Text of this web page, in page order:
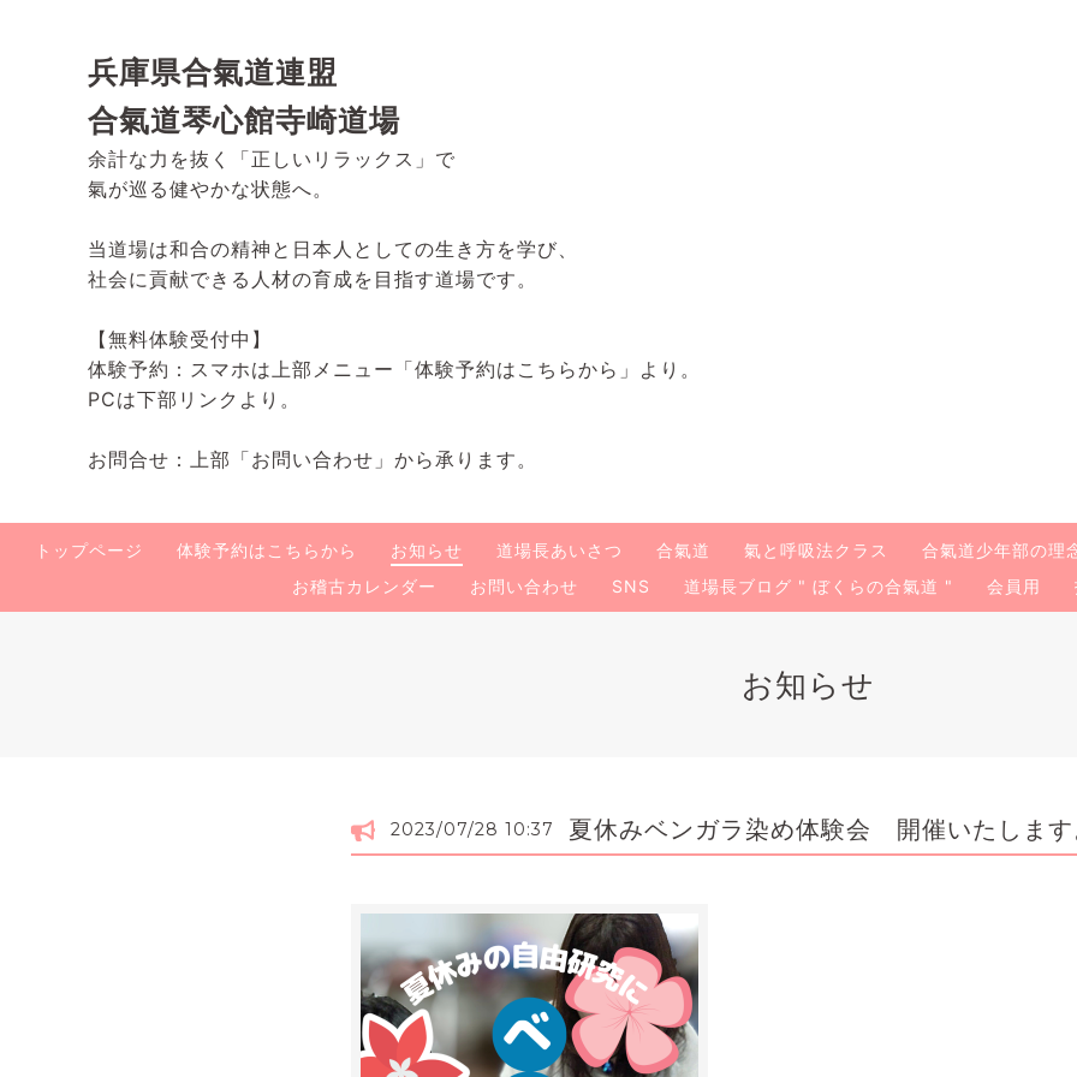
兵庫県合氣道連盟
合氣道琴心館寺崎道場
余計な力を抜く「正しいリラックス」で
氣が巡る健やかな状態へ。
当道場は和合の精神と日本人としての生き方を学び、
社会に貢献できる人材の育成を目指す道場です。
【無料体験受付中】
体験予約：スマホは上部メニュー「体験予約はこちらから」より。
PCは下部リンクより。
お問合せ：上部「お問い合わせ」から承ります。
トップページ 体験予約はこちらから お知らせ 道場長あいさつ 合氣道 氣と呼吸法クラス 合氣道少年部の理
お稽古カレンダー
お問い合わせ SNS 道場長ブログ " ぼくらの合氣道 " 会員用
お知らせ
2023/07/28 10:37 夏休みベンガラ染め体験会 開催いたします